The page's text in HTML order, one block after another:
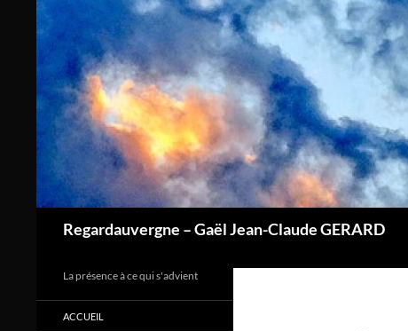
Regardauvergne – Gaël Jean-Claude GERARD
La présence à ce qui s'advient
ACCUEIL